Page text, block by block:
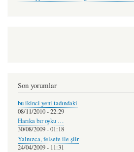
Son yorumlar
bu ikinci yeni tadındaki
08/11/2010 - 22:29
Harıka bır oyku …
30/08/2009 - 01:18
Yalnızca, felsefe ile şiir
24/04/2009 - 11:31